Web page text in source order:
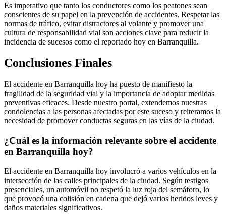
Es imperativo que tanto los conductores como los peatones sean
conscientes de su papel en la prevención de accidentes. Respetar las
normas de tráfico, evitar distractores al volante y promover una
cultura de responsabilidad vial son acciones clave para reducir la
incidencia de sucesos como el reportado hoy en Barranquilla.
Conclusiones Finales
El accidente en Barranquilla hoy ha puesto de manifiesto la
fragilidad de la seguridad vial y la importancia de adoptar medidas
preventivas eficaces. Desde nuestro portal, extendemos nuestras
condolencias a las personas afectadas por este suceso y reiteramos la
necesidad de promover conductas seguras en las vías de la ciudad.
¿Cuál es la información relevante sobre el accidente
en Barranquilla hoy?
El accidente en Barranquilla hoy involucró a varios vehículos en la
intersección de las calles principales de la ciudad. Según testigos
presenciales, un automóvil no respetó la luz roja del semáforo, lo
que provocó una colisión en cadena que dejó varios heridos leves y
daños materiales significativos.